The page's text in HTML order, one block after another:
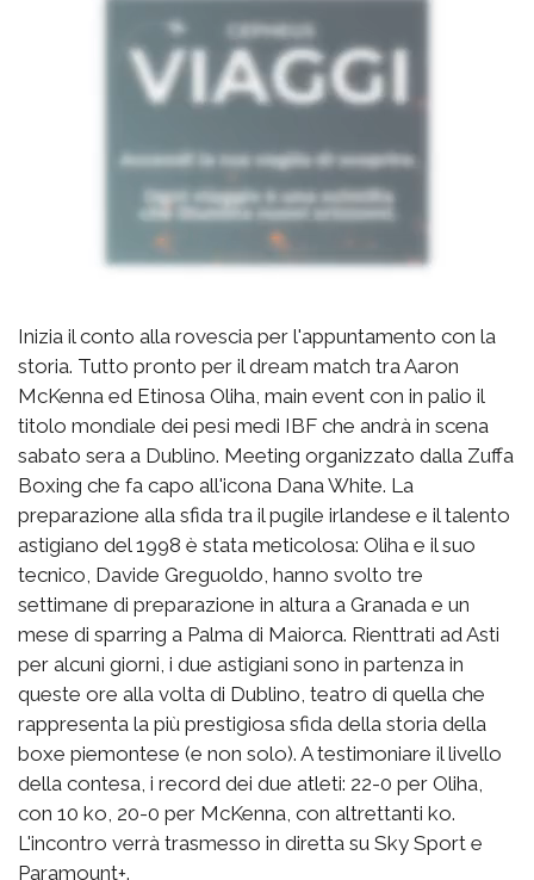
Inizia il conto alla rovescia per l'appuntamento con la
storia. Tutto pronto per il dream match tra Aaron
McKenna ed Etinosa Oliha, main event con in palio il
titolo mondiale dei pesi medi IBF che andrà in scena
sabato sera a Dublino. Meeting organizzato dalla Zuffa
Boxing che fa capo all'icona Dana White. La
preparazione alla sfida tra il pugile irlandese e il talento
astigiano del 1998 è stata meticolosa: Oliha e il suo
tecnico, Davide Greguoldo, hanno svolto tre
settimane di preparazione in altura a Granada e un
mese di sparring a Palma di Maiorca. Rienttrati ad Asti
per alcuni giorni, i due astigiani sono in partenza in
queste ore alla volta di Dublino, teatro di quella che
rappresenta la più prestigiosa sfida della storia della
boxe piemontese (e non solo). A testimoniare il livello
della contesa, i record dei due atleti: 22-0 per Oliha,
con 10 ko, 20-0 per McKenna, con altrettanti ko.
L'incontro verrà trasmesso in diretta su Sky Sport e
Paramount+.